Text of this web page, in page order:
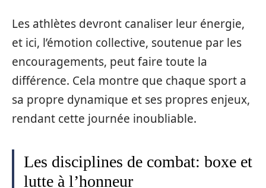
Les athlètes devront canaliser leur énergie,
et ici, l’émotion collective, soutenue par les
encouragements, peut faire toute la
différence. Cela montre que chaque sport a
sa propre dynamique et ses propres enjeux,
rendant cette journée inoubliable.
Les disciplines de combat: boxe et
lutte à l’honneur